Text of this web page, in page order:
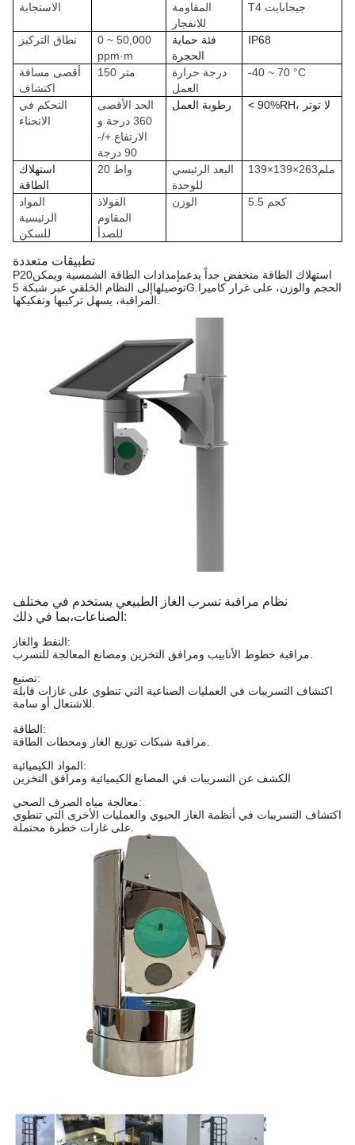
الاستجابة
المقاومة
للانفجار
T4 جيجابايت
نطاق التركيز
0 ~ 50,000
ppm·m
فئة حماية
الحجرة
IP68
أقصى مسافة
اكتشاف
150 متر
درجة حرارة
العمل
-40 ~ 70 °C
التحكم في
الانحناء
الحد الأقصى
360 درجة و
الارتفاع +/-
90 درجة
رطوبة العمل < 90%RH، لا توتر
استهلاك
الطاقة
20 واط
البعد الرئيسي
للوحدة
139×139×263ملم
المواد
الرئيسية
للسكن
الفولاذ
المقاوم
للصدأ
الوزن 5.5 كجم
تطبيقات متعددة
P20 استهلاك الطاقة منخفض جداً يدعمإمدادات الطاقة الشمسية ويمكن
توصيلهاإلى النظام الخلفي عبر شبكة 5G. الحجم والوزن، على غرار كاميرا
نظام مراقبة تسرب الغاز الطبيعي يستخدم في مختلف
الصناعات، بما في ذلك:
النفط والغاز:
تصنيع:
اكتشاف التسريبات في العمليات الصناعية التي تنطوي على غازات قابلة
الطاقة:
المواد الكيميائية:
الكشف عن التسريبات في المصانع الكيميائية ومرافق التخزين
معالجة مياه الصرف الصحي:
اكتشاف التسريبات في أنظمة الغاز الحيوي والعمليات الأخرى التي تنطوي